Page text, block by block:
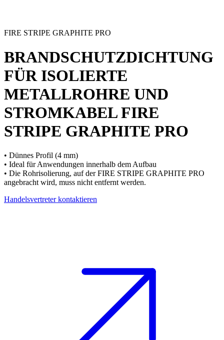
FIRE STRIPE GRAPHITE PRO
BRANDSCHUTZDICHTUNG
FÜR ISOLIERTE
METALLROHRE UND
STROMKABELFIRE
STRIPE GRAPHITE PRO
• Dünnes Profil (4 mm)
• Ideal für Anwendungen innerhalb dem Aufbau
• Die Rohrisolierung, auf der FIRE STRIPE GRAPHITE PRO
angebracht wird, muss nicht entfernt werden.
Handelsvertreter kontaktieren